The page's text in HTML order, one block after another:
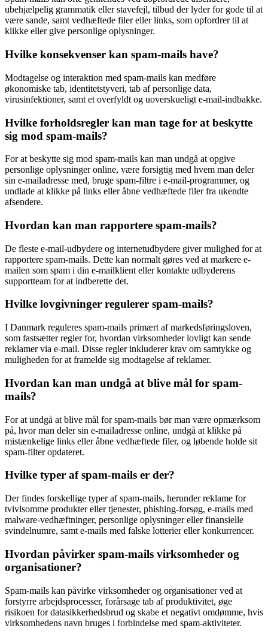
ubehjælpelig grammatik eller stavefejl, tilbud der lyder for gode til at
være sande, samt vedhæftede filer eller links, som opfordrer til at
klikke eller give personlige oplysninger.
Hvilke konsekvenser kan spam-mails have?
Modtagelse og interaktion med spam-mails kan medføre
økonomiske tab, identitetstyveri, tab af personlige data,
virusinfektioner, samt et overfyldt og uoverskueligt e-mail-indbakke.
Hvilke forholdsregler kan man tage for at beskytte
sig mod spam-mails?
For at beskytte sig mod spam-mails kan man undgå at opgive
personlige oplysninger online, være forsigtig med hvem man deler
sin e-mailadresse med, bruge spam-filtre i e-mail-programmer, og
undlade at klikke på links eller åbne vedhæftede filer fra ukendte
afsendere.
Hvordan kan man rapportere spam-mails?
De fleste e-mail-udbydere og internetudbydere giver mulighed for at
rapportere spam-mails. Dette kan normalt gøres ved at markere e-
mailen som spam i din e-mailklient eller kontakte udbyderens
supportteam for at indberette det.
Hvilke lovgivninger regulerer spam-mails?
I Danmark reguleres spam-mails primært af markedsføringsloven,
som fastsætter regler for, hvordan virksomheder lovligt kan sende
reklamer via e-mail. Disse regler inkluderer krav om samtykke og
muligheden for at framelde sig modtagelse af reklamer.
Hvordan kan man undgå at blive mål for spam-
mails?
For at undgå at blive mål for spam-mails bør man være opmærksom
på, hvor man deler sin e-mailadresse online, undgå at klikke på
mistænkelige links eller åbne vedhæftede filer, og løbende holde sit
spam-filter opdateret.
Hvilke typer af spam-mails er der?
Der findes forskellige typer af spam-mails, herunder reklame for
tvivlsomme produkter eller tjenester, phishing-forsøg, e-mails med
malware-vedhæftninger, personlige oplysninger eller finansielle
svindelnumre, samt e-mails med falske lotterier eller konkurrencer.
Hvordan påvirker spam-mails virksomheder og
organisationer?
Spam-mails kan påvirke virksomheder og organisationer ved at
forstyrre arbejdsprocesser, forårsage tab af produktivitet, øge
risikoen for datasikkerhedsbrud og skabe et negativt omdømme, hvis
virksomhedens navn bruges i forbindelse med spam-aktiviteter.